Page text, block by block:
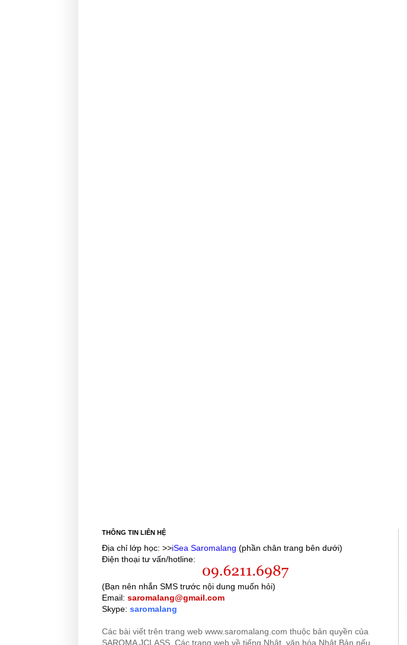
THÔNG TIN LIÊN HỆ
Địa chỉ lớp học: >>iSea Saromalang (phần chân trang bên dưới)
Điện thoại tư vấn/hotline:
(Bạn nên nhắn SMS trước nội dung muốn hỏi)
Email: saromalang@gmail.com
Skype: saromalang
Các bài viết trên trang web www.saromalang.com thuộc bản quyền của
SAROMA JCLASS. Các trang web về tiếng Nhật, văn hóa Nhật Bản nếu